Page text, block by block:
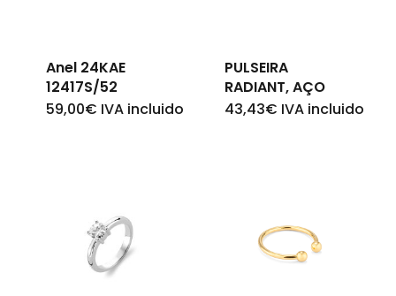
Anel 24KAE
12417S/52
59,00€ IVA incluido
PULSEIRA
RADIANT, AÇO
43,43€ IVA incluido